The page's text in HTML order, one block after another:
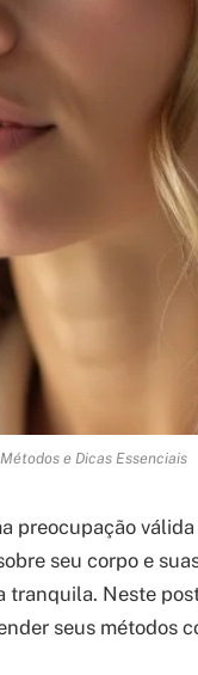
e Dicas Essenciais
preocupação
seu corpo e
tranquila. Neste
seus métodos